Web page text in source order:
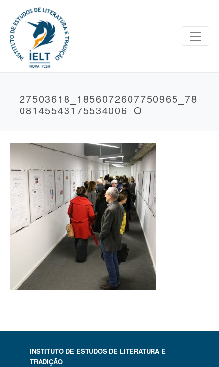
27503618_1856072607750965_78
08145543175534006_O
INSTITUTO DE ESTUDOS DE LITERATURA E
TRADIÇÃO